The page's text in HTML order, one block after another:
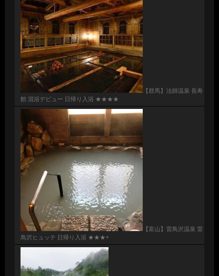
【群馬】法師温泉 長寿
館 混浴デビュー 日帰り入浴 ★★★★
【富山】雷鳥沢温泉 雷
鳥沢ヒュッテ 日帰り入浴 ★★★+